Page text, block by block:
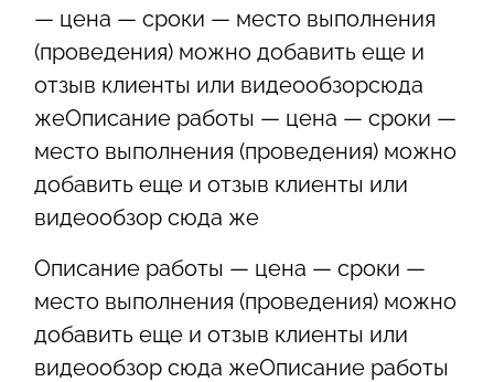
— цена — сроки — место выполнения
(проведения) можно добавить еще и
отзыв клиенты или видеообзорсюда
жеОписание работы — цена — сроки —
место выполнения (проведения) можно
добавить еще и отзыв клиенты или
видеообзор сюда же
Описание работы — цена — сроки —
место выполнения (проведения) можно
добавить еще и отзыв клиенты или
видеообзор сюда жеОписание работы